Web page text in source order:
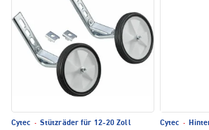
Cytec · Stützräder für 12-20 Zoll
Cytec ·